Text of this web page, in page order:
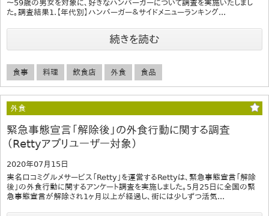
～59歳の男女を対象に、好きなハンバーガーについて調査を実施いたしまし
た。調査結果1.【年代別】ハンバーガー＆サイドメニューランキング...
続きを読む
食事 料理 飲食店 外食 食品
外食
緊急事態宣言「解除後」の外食行動に関する調査
（Rettyアプリユーザー対象）
2020年07月15日
実名口コミグルメサービス「Retty」を運営するRettyは、緊急事態宣言「解除
後」の外食行動に関するアンケート調査を実施しました。5月25日に全国の緊
急事態宣言が解除され1ヶ月以上が経過し、街には少しずつ活気...